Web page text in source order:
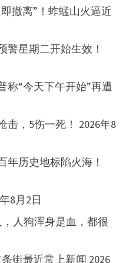
撤离”！蚱蜢山火逼近
警星期二开始生效！
称“今天下午开始”再遭
击，5伤一死！ 2026年8
年历史地标陷火海！
8月2日
人狗浑身是血，都很
街最近常上新闻 2026